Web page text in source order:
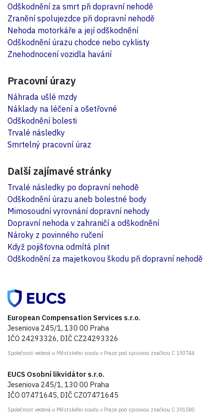
Odškodnění za smrt při dopravní nehodě
Zranění spolujezdce při dopravní nehodě
Nehoda motorkáře a její odškodnění
Odškodnění úrazu chodce nebo cyklisty
Znehodnocení vozidla havárií
Pracovní úrazy
Náhrada ušlé mzdy
Náklady na léčení a ošetřovné
Odškodnění bolesti
Trvalé následky
Smrtelný pracovní úraz
Další zajímavé stránky
Trvalé následky po dopravní nehodě
Odškodnění úrazu aneb bolestné body
Mimosoudní vyrovnání dopravní nehody
Dopravní nehoda v zahraničí a odškodnění
Nároky z povinného ručení
Když pojišťovna odmítá plnit
Odškodnění za majetkovou škodu při dopravní nehodě
European Compensation Services s.r.o.
Jeseniova 245/1, 130 00 Praha
IČO 24293326, DIČ CZ24293326
Společnost vedená u Městského soudu v Praze pod spisovou značkou C 193744
EUCS Osobní likvidátor s.r.o.
Jeseniova 245/1, 130 00 Praha
IČO 07471645, DIČ CZ07471645
Společnost vedená u Městského soudu v Praze pod spisovou značkou C 301580